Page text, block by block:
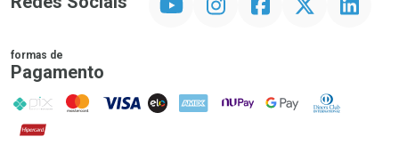
formas de
Pagamento
PIX MasterCard
VISA ELO AMEX NuPay Google PayDiners Club
Hipercard